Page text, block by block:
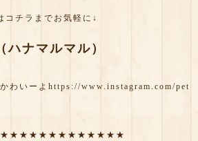
コチラまでお気軽に↓
ナマルマル）
わいーよ https://www.instagram.com/pet